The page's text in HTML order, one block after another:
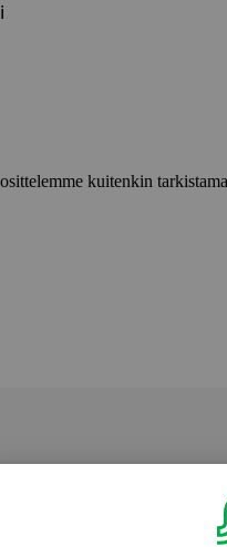
kuitenkin